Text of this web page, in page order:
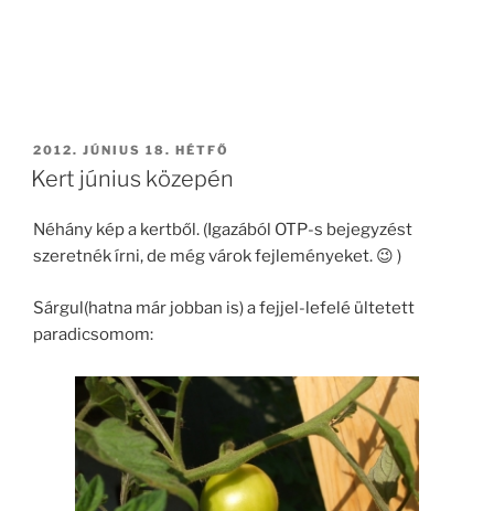
BEKÜLDVE:
2012. JÚNIUS 18. HÉTFŐ
Kert június közepén
Néhány kép a kertből. (Igazából OTP-s bejegyzést
szeretnék írni, de még várok fejleményeket. 😉 )
Sárgul(hatna már jobban is) a fejjel-lefelé ültetett
paradicsomom: